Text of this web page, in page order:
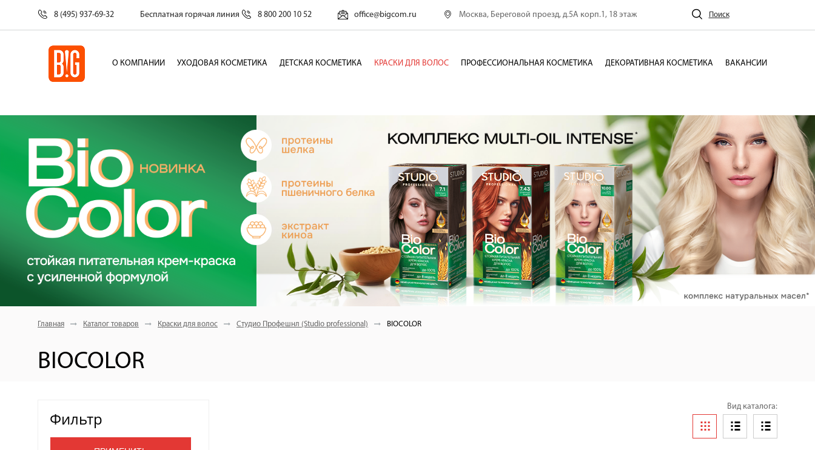
8 (495) 937-69-32 Бесплатная горячая линия 8 800 200 10 52 office@bigcom.ru Москва, Береговой проезд, д.5А корп.1, 18 этаж Поиск
О КОМПАНИИ УХОДОВАЯ КОСМЕТИКА ДЕТСКАЯ КОСМЕТИКА КРАСКИ ДЛЯ ВОЛОС ПРОФЕССИОНАЛЬНАЯ КОСМЕТИКА ДЕКОРАТИВНАЯ КОСМЕТИКА ВАКАНСИИ
Главная Каталог товаров Краски для волос Студио Профешнл (Studio professional) BIOCOLOR
BIOCOLOR
Фильтр
Вид каталога: